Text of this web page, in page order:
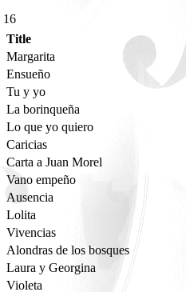
16
Title
Margarita
Ensueño
Tu y yo
La borinqueña
Lo que yo quiero
Caricias
Carta a Juan Morel
Vano empeño
Ausencia
Lolita
Vivencias
Alondras de los bosques
Laura y Georgina
Violeta